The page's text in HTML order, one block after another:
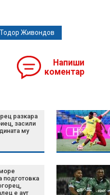
Тодор Живондов
Напиши
коментар
разкара
засили
му
подготовка
е аут